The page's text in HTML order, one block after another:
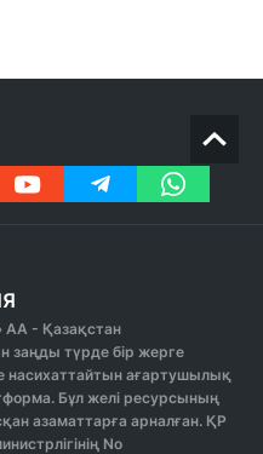
АА - Қазақстан
заңды түрде бір жерге
насихаттайтын ағартушылық
Бұл желі ресурсының
азаматтарға арналған. ҚР
No